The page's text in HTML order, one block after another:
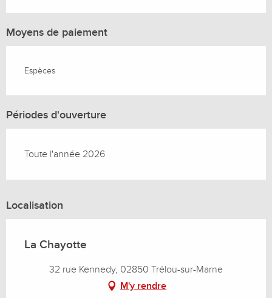
Moyens de paiement
Espèces
Périodes d'ouverture
Toute l'année 2026
Localisation
La Chayotte
32 rue Kennedy, 02850 Trélou-sur-Marne
M'y rendre